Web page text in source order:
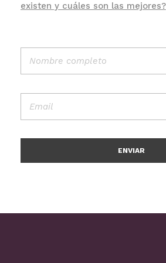
existen y cuáles son las mejores?